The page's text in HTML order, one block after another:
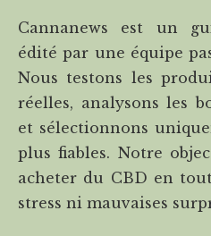
Cannanews est un
édité par une équipe
Nous testons les
réelles, analysons les
et sélectionnons
plus fiables. Notre
acheter du CBD en
stress ni mauvaises